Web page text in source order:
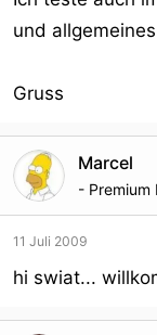
und
Gruss
Marcel
- Premium
11 Juli 2009
hi swiat...